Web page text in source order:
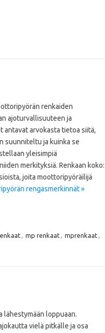
renkaiden
ajoturvallisuuteen ja
antavat arvokasta tietoa siitä,
suunniteltu ja kuinka se
yleisimpiä
merkityksiä. Renkaan koko:
joita moottoripyöräilijä
rengasmerkinnät »
, mp renkaat, mprenkaat,
lähestymään loppuaan.
vielä pitkälle ja osa